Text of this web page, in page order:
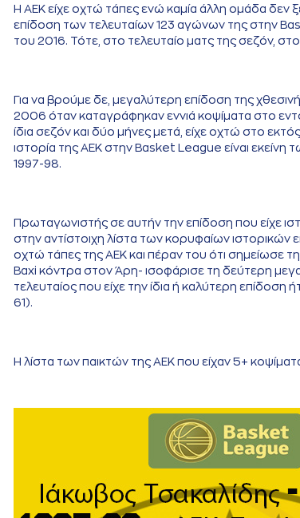
Η ΑΕΚ είχε οχτώ τάπες ενώ καμία άλλη ομάδα δεν
επίδοση των τελευταίων 123 αγώνων της στην
του 2016. Τότε, στο τελευταίο ματς της σεζόν,
Για να βρούμε δε, μεγαλύτερη επίδοση της
2006 όταν καταγράφηκαν εννιά κοψίματα στο
ίδια σεζόν και δύο μήνες μετά, είχε οχτώ στο
ιστορία της ΑΕΚ στην Basket League είναι
1997-98.
Πρωταγωνιστής σε αυτήν την επίδοση που είχε
στην αντίστοιχη λίστα των κορυφαίων
οχτώ τάπες της ΑΕΚ και πέραν του ότι σημείωσε
Baxi κόντρα στον Άρη- ισοφάρισε τη δεύτερη
τελευταίος που είχε την ίδια ή καλύτερη
61).
Η λίστα των παικτών της ΑΕΚ που είχαν 5+